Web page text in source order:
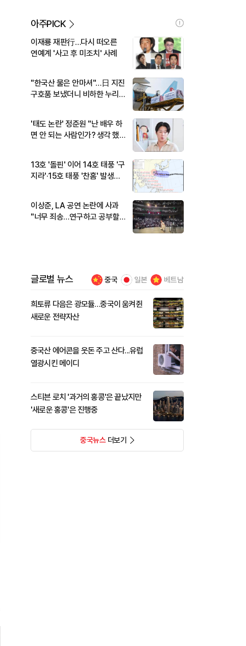
아주PICK
이재룡 재판行…다시 떠오른
연예계 '사고 후 미조치' 사례
"한국산 물은 안마셔"…日 지진
구호품 보냈더니 비하한 누리
'태도 논란' 정준원 "난 배우 하
면 안 되는 사람인가? 생각 했
13호 '돌핀' 이어 14호 태풍 '구
지라'·15호 태풍 '찬홈' 발생…
이상준, LA 공연 논란에 사과
"너무 죄송…연구하고 공부할
글로벌 뉴스 중국 일본 베트남
희토류 다음은 광모듈…중국이 움켜쥔
새로운 전략자산
중국산 에어콘을 웃돈 주고 산다...유럽
열광시킨 메이디
스티븐 로치 '과거의 홍콩'은 끝났지만
'새로운 홍콩'은 진행중
중국뉴스더보기